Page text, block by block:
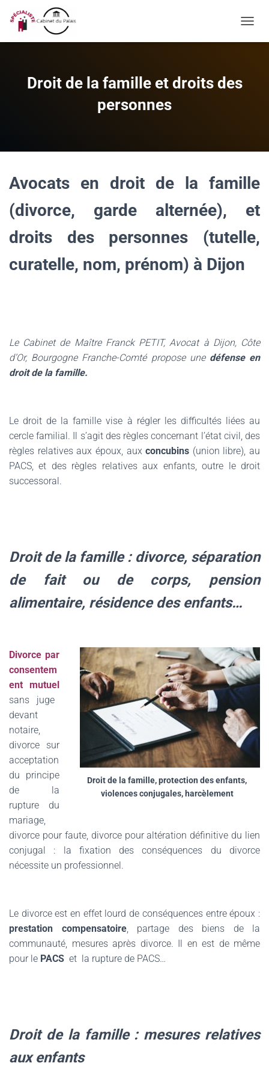
Droit de la famille et droits des
personnes
Avocats en droit de la famille
(divorce, garde alternée), et
droits des personnes (tutelle,
curatelle, nom, prénom) à Dijon
Le Cabinet de Maître Franck PETIT, Avocat à Dijon, Côte
d’Or, Bourgogne Franche-Comté propose une défense en
droit de la famille.
Le droit de la famille vise à régler les difficultés liées au
cercle familial. Il s’agit des règles concernant l’état civil, des
règles relatives aux époux, auxconcubins (union libre), au
PACS, et des règles relatives aux enfants, outre le droit
successoral.
Droit de la famille : divorce, séparation
de fait ou de corps, pension
alimentaire, résidence des enfants…
Droit de la famille, protection des enfants,
violences conjugales, harcèlement
Divorce par
consentem
ent mutuel
sans juge
devant
notaire,
divorce sur
acceptation
du principe
de la
rupture du
mariage,
divorce pour faute, divorce pour altération définitive du lien
conjugal : la fixation des conséquences du divorce
nécessite un professionnel.
Le divorce est en effet lourd de conséquences entre époux :
prestation compensatoire, partage des biens de la
communauté, mesures après divorce. Il en est de même
pour le PACS et la rupture de PACS…
Droit de la famille : mesures relatives
aux enfants